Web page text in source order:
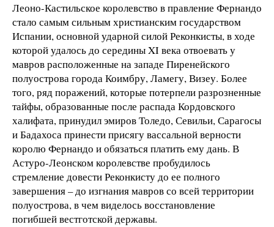
Леоно-Кастильское королевство в правление Фернандо
стало самым сильным христианским государством
Испании, основной ударной силой Реконкисты, в ходе
которой удалось до середины XI века отвоевать у
мавров расположенные на западе Пиренейского
полуострова города Коимбру, Ламегу, Визеу. Более
того, ряд поражений, которые потерпели разрозненные
тайфы, образованные после распада Кордовского
халифата, принудил эмиров Толедо, Севильи, Сарагосы
и Бадахоса принести присягу вассальной верности
королю Фернандо и обязаться платить ему дань. В
Астуро-Леонском королевстве пробудилось
стремление довести Реконкисту до ее полного
завершения – до изгнания мавров со всей территории
полуострова, в чем виделось восстановление
погибшей вестготской державы.